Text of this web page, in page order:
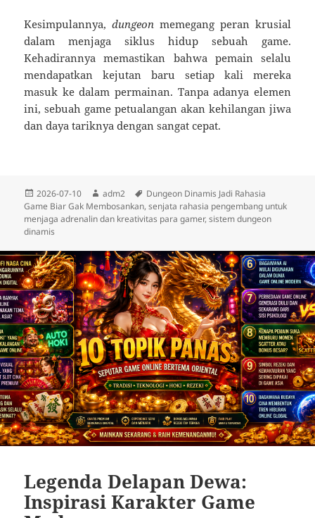
Kesimpulannya,dungeon memegang peran krusial
dalam menjaga siklus hidup sebuah game.
Kehadirannya memastikan bahwa pemain selalu
mendapatkan kejutan baru setiap kali mereka
masuk ke dalam permainan. Tanpa adanya elemen
ini, sebuah game petualangan akan kehilangan jiwa
dan daya tariknya dengan sangat cepat.
Diposkan
pada
2026-07-10 Penulis
adm2 Tag
Dungeon Dinamis Jadi Rahasia
Game Biar Gak Membosankan,senjata rahasia pengembang untuk
menjaga adrenalin dan kreativitas para gamer,sistem dungeon
dinamis
Legenda Delapan Dewa:
Inspirasi Karakter Game